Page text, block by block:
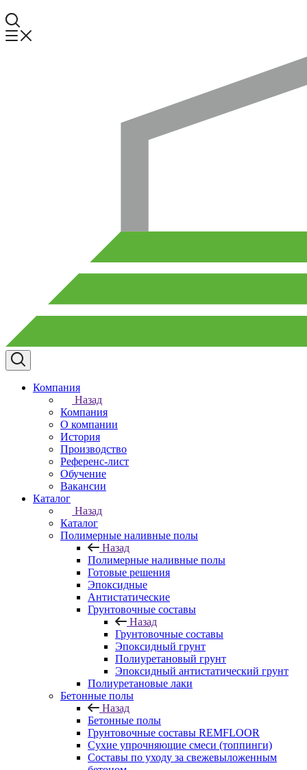
Компания
Назад
Компания
О компании
История
Производство
Референс-лист
Обучение
Вакансии
Каталог
Назад
Каталог
Полимерные наливные полы
Назад
Полимерные наливные полы
Готовые решения
Эпоксидные
Антистатические
Грунтовочные составы
Назад
Грунтовочные составы
Эпоксидный грунт
Полиуретановый грунт
Эпоксидный антистатический грунт
Полиуретановые лаки
Бетонные полы
Назад
Бетонные полы
Грунтовочные составы REMFLOOR
Сухие упрочняющие смеси (топпинги)
Составы по уходу за свежевыложенным